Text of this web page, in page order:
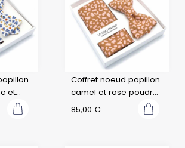
et
Coffret noeud papillon
camel et rose poudré
graffiti
85,00 €